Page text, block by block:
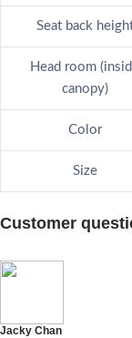
Seat back
Head room
canopy)
Color
Size
Customer
Jacky Chan